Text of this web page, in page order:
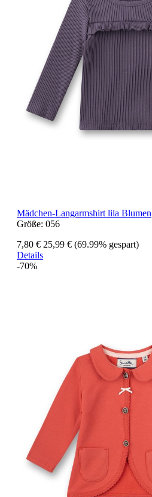
Mädchen-Langarmshirt lila Blumen
Größe: 056
7,80 € 25,99 € (69.99% gespart)
Details
-70%